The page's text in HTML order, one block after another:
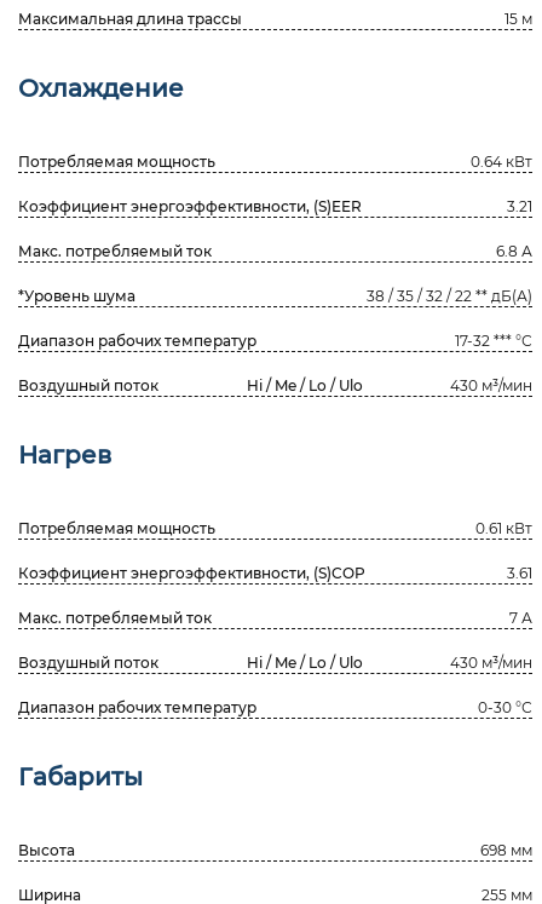
Максимальная длина трассы 15 м
Охлаждение
Потребляемая мощность 0.64 кВт
Коэффициент энергоэффективности, (S)EER 3.21
Макс. потребляемый ток 6.8 А
*Уровень шума 38 / 35 / 32 / 22 ** дБ(А)
Диапазон рабочих температур 17-32 *** °С
Воздушный поток Hi / Me / Lo / Ulo 430 м³/мин
Нагрев
Потребляемая мощность 0.61 кВт
Коэффициент энергоэффективности, (S)COP 3.61
Макс. потребляемый ток 7 А
Воздушный поток Hi / Me / Lo / Ulo 430 м³/мин
Диапазон рабочих температур 0-30 °С
Габариты
Высота 698 мм
Ширина 255 мм